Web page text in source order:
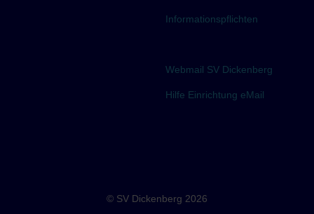
Informationspflichten
Webmail SV Dickenberg
Hilfe Einrichtung eMail
© SV Dickenberg 2026